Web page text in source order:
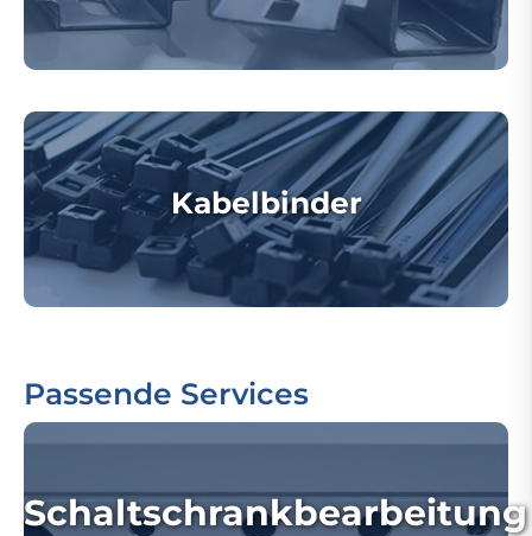
Kabelbinder
Passende Services
Schaltschrankbearbeitung